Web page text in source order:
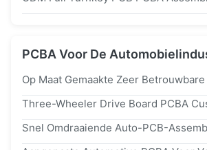
PCBA Voor De